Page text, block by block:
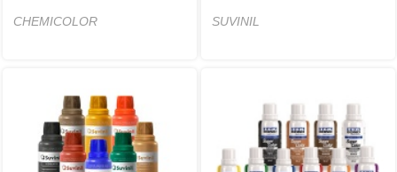
CHEMICOLOR SUVINIL